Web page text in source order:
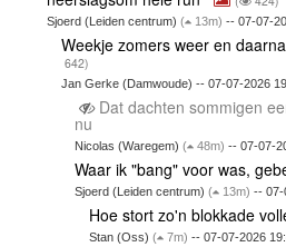
Sjoerd (Leiden centrum)( 13m) -- 07-07-
Weekje zomers weer en
642)
Jan Gerke (Damwoude) -- 07-07-2026
Dat dachten sommigen
nu
Nicolas (Waregem)( 48m) -- 07-07-
Waar ik "bang" voor was,
Sjoerd (Leiden centrum)( 13m) -- 07-
Hoe stort zo'n blokkade
Stan (Oss) ( 7m) -- 07-07-2026